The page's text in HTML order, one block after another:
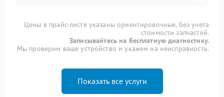
Цены в прайс-листе указаны ориентировочные, без учета
стоимости запчастей.
Записывайтесь на бесплатную диагностику.
Мы проверим ваше устройство и укажем на неисправность.
Показать все услуги